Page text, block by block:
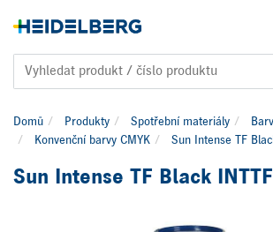
Domů Produkty Spotřební materiály
Konvenční barvy CMYK
Sun Intense TF
Sun Intense TF Black